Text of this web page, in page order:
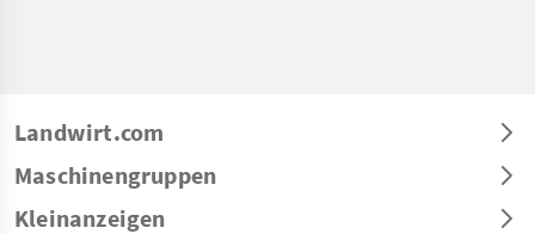
Landwirt.com
Maschinengruppen
Kleinanzeigen